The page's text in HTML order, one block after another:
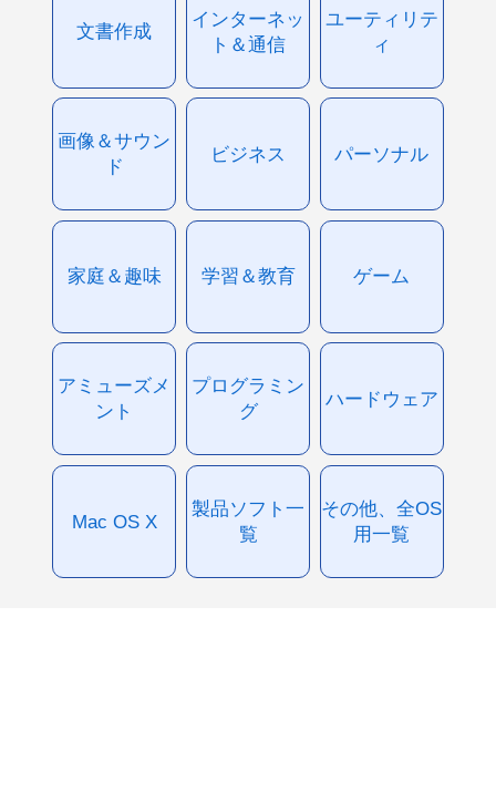
文書作成
インターネッ
ト＆通信
ユーティリテ
ィ
画像＆サウン
ド
ビジネス パーソナル
家庭＆趣味 学習＆教育 ゲーム
アミューズメ
ント
プログラミン
グ
ハードウェア
Mac OS X
製品ソフト一
覧
その他、全OS
用一覧